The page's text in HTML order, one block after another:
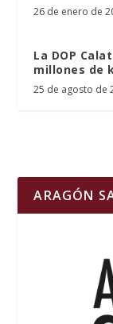
26 de enero de
La DOP
millones de
25 de agosto de
ARAGÓN